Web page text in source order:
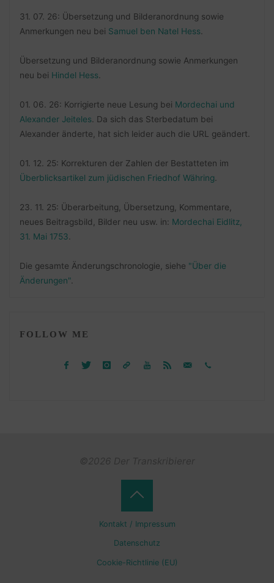
31. 07. 26: Übersetzung und Bilderanordnung sowie
Anmerkungen neu bei Samuel ben Natel Hess
Übersetzung und Bilderanordnung sowie Anmerkungen
neu bei Hindel Hess
01. 06. 26: Korrigierte neue Lesung bei Mordechai und
Alexander Jeiteles . Da sich das Sterbedatum bei
Alexander änderte, hat sich leider auch die URL geändert.
01. 12. 25: Korrekturen der Zahlen der Bestatteten im
Überblicksartikel zum jüdischen Friedhof Währing
23. 11. 25: Überarbeitung, Übersetzung, Kommentare,
neues Beitragsbild, Bilder neu usw. in: Mordechai Eidlitz,
31. Mai 1753
Die gesamte Änderungschronologie, siehe "Über die
Änderungen".
FOLLOW ME
©2026 Der Transkribierer
Kontakt / Impressum
Datenschutz
Cookie-Richtlinie (EU)
Back
to